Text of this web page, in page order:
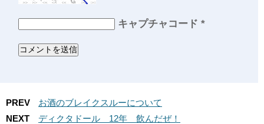
キャプチャコード *
PREV
お酒のブレイクスルーについて
NEXT
ディクタドール 12年 飲んだぜ！